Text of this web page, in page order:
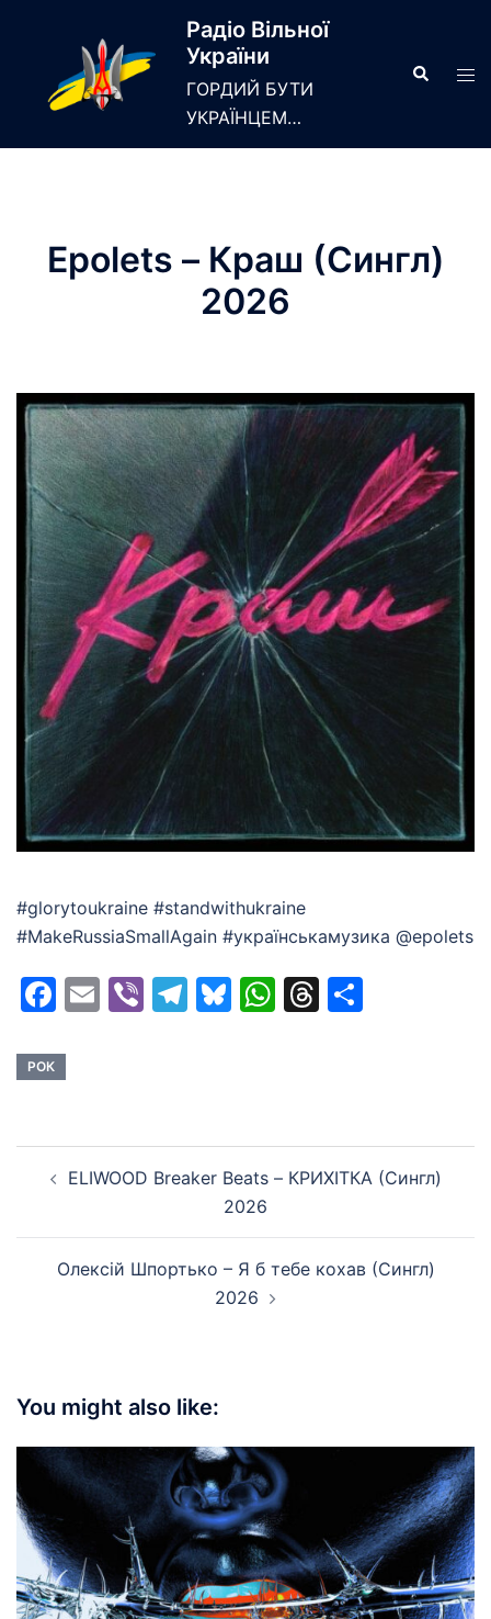
Радіо Вільної
України
ГОРДИЙ БУТИ
УКРАЇНЦЕМ…
Search
Epolets – Краш (Сингл)
2026
#glorytoukraine #standwithukraine
#MakeRussiaSmallAgain #українськамузика @epolets
Facebook
EmailViberTelegram
Bluesky
WhatsApp
Threads
РОК
navigation
ELIWOOD Breaker Beats – КРИХІТКА (Сингл)
2026
Олексій Шпортько – Я б тебе кохав (Сингл)
2026
You might also like: